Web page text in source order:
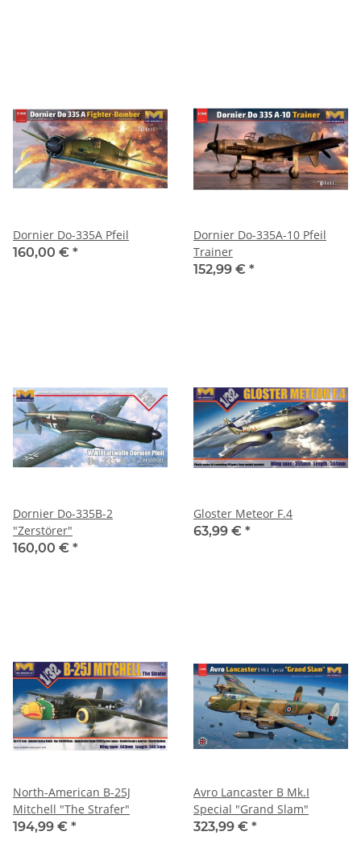
Dornier Do-335A Pfeil
160,00 € *
Dornier Do-335A-10 Pfeil
Trainer
152,99 € *
Dornier Do-335B-2
"Zerstörer"
160,00 € *
Gloster Meteor F.4
63,99 € *
North-American B-25J
Mitchell "The Strafer"
194,99 € *
Avro Lancaster B Mk.I
Special "Grand Slam"
323,99 € *